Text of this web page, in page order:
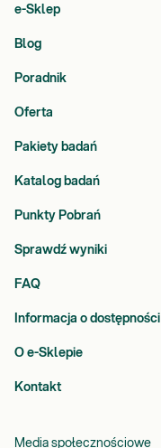
e-Sklep
Blog
Poradnik
Oferta
Pakiety badań
Katalog badań
Punkty Pobrań
Sprawdź wyniki
FAQ
Informacja o dostępności
O e-Sklepie
Kontakt
Media społecznościowe